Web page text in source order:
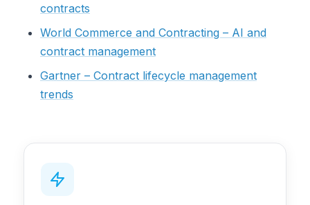
contracts
World Commerce and Contracting – AI and
contract management
Gartner – Contract lifecycle management
trends